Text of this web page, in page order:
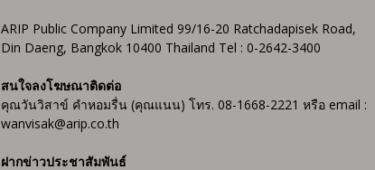
ARIP Public Company Limited 99/16-20 Ratchadapisek Road,
Din Daeng, Bangkok 10400 Thailand Tel : 0-2642-3400
สนใจลงโฆษณาติดต่อ
คุณวันวิสาข์ คำหอมรื่น (คุณแนน) โทร. 08-1668-2221 หรือ email :
wanvisak@arip.co.th
ฝากข่าวประชาสัมพันธ์